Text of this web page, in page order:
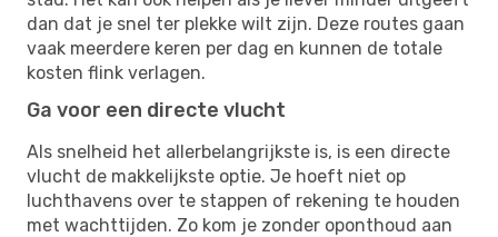
dan dat je snel ter plekke wilt zijn. Deze routes gaan
vaak meerdere keren per dag en kunnen de totale
kosten flink verlagen.
Ga voor een directe vlucht
Als snelheid het allerbelangrijkste is, is een directe
vlucht de makkelijkste optie. Je hoeft niet op
luchthavens over te stappen of rekening te houden
met wachttijden. Zo kom je zonder oponthoud aan